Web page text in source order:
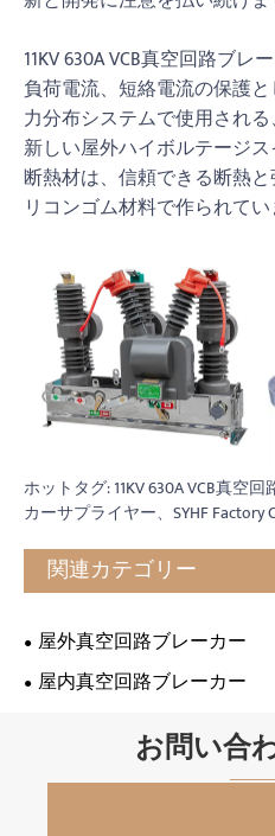
11KV 630A VCB真空回路ブ
負荷電流、短絡電流の保護
力分布システムで使用され
新しい屋外ハイボルテージ
断熱材は、信頼できる断熱
リコンゴム材料で作られてい
ホットタグ: 11KV 630A VCB真空
カーサプライヤー、SYHF Factory
関連カテゴリー
屋外真空回路ブレーカー
屋内真空回路ブレーカー
お問い合